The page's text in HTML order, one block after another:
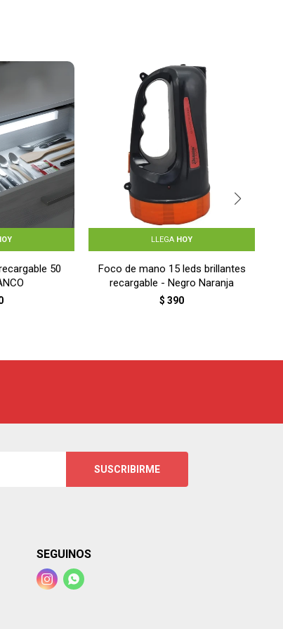
50
LLEGA HOY
Foco de mano 15 leds brillantes
recargable - Negro Naranja
$ 390
SUSCRIBIRME
SEGUINOS
 